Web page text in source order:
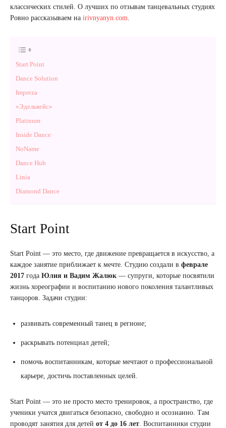
классических стилей. О лучших по отзывам танцевальных студиях
Ровно рассказываем на irivnyanyn.com.
Start Point
Dance Solution
Impreza
«Эдельвейс»
Platinum
Inside Dance
NoName
Dance Hub
Linia
Diamond Dance
Start Point
Start Point — это место, где движение превращается в искусство, а
каждое занятие приближает к мечте. Студию создали в феврале
2017 года Юлия и Вадим Жалюк — супруги, которые посвятили
жизнь хореографии и воспитанию нового поколения талантливых
танцоров. Задачи студии:
развивать современный танец в регионе;
раскрывать потенциал детей;
помочь воспитанникам, которые мечтают о профессиональной
карьере, достичь поставленных целей.
Start Point — это не просто место тренировок, а пространство, где
ученики учатся двигаться безопасно, свободно и осознанно. Там
проводят занятия для детей от 4 до 16 лет. Воспитанники студии